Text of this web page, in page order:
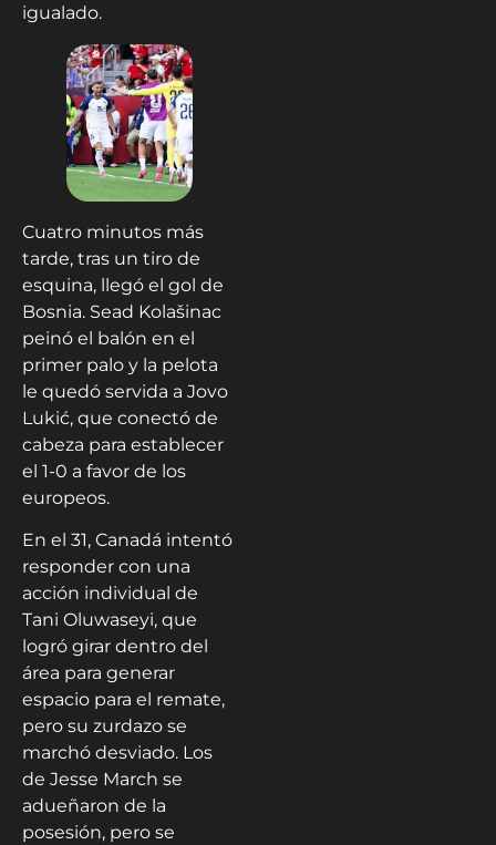
igualado.
Cuatro minutos más
tarde, tras un tiro de
esquina, llegó el gol de
Bosnia. Sead Kolašinac
peinó el balón en el
primer palo y la pelota
le quedó servida a Jovo
Lukić, que conectó de
cabeza para establecer
el 1-0 a favor de los
europeos.
En el 31, Canadá intentó
responder con una
acción individual de
Tani Oluwaseyi, que
logró girar dentro del
área para generar
espacio para el remate,
pero su zurdazo se
marchó desviado. Los
de Jesse March se
adueñaron de la
posesión, pero se